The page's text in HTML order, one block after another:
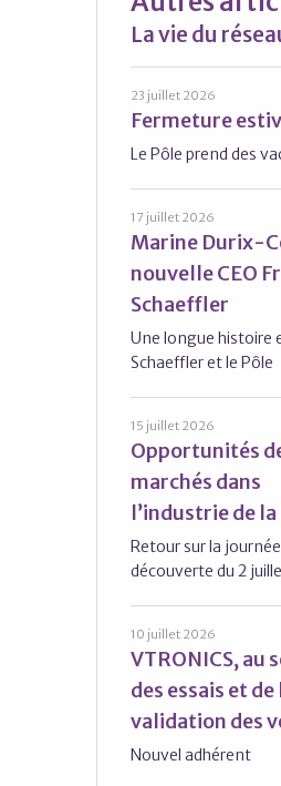
La vie du
23 juillet 2026
Fermeture
Le Pôle prend des
17 juillet 2026
Marine Durix-
nouvelle CEO
Schaeffler
Une longue histoire
Schaeffler et le Pôle
15 juillet 2026
Opportunités
marchés dans
l’industrie de
Retour sur la journée
découverte du 2
10 juillet 2026
VTRONICS, au
des essais et de
validation des
Nouvel adhérent